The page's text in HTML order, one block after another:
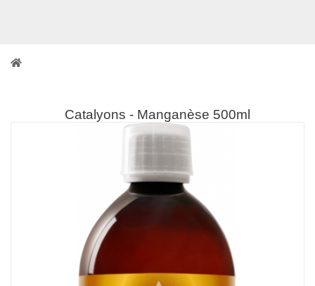
Catalyons - Manganèse 500ml